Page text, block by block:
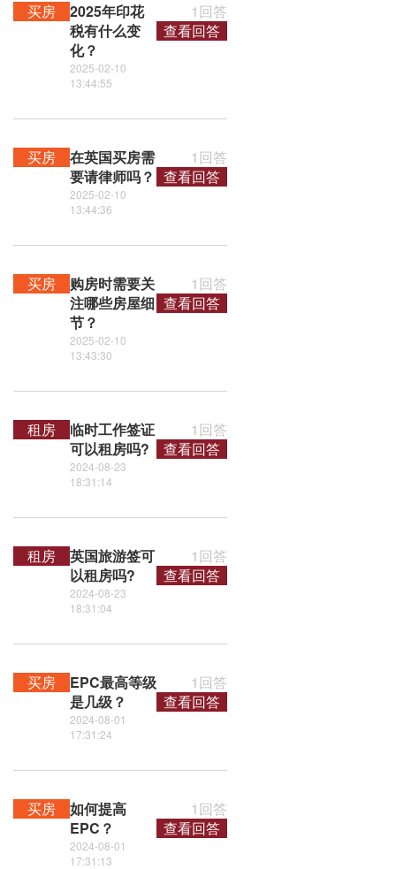
买房
2025年印花
税有什么变
化？
2025-02-10
13:44:55
1回答
查看回答
买房
在英国买房需
要请律师吗？
2025-02-10
13:44:36
1回答
查看回答
买房
购房时需要关
注哪些房屋细
节？
2025-02-10
13:43:30
1回答
查看回答
租房
临时工作签证
可以租房吗?
2024-08-23
18:31:14
1回答
查看回答
租房
英国旅游签可
以租房吗?
2024-08-23
18:31:04
1回答
查看回答
买房
EPC最高等级
是几级？
2024-08-01
17:31:24
1回答
查看回答
买房
如何提高
EPC？
2024-08-01
17:31:13
1回答
查看回答